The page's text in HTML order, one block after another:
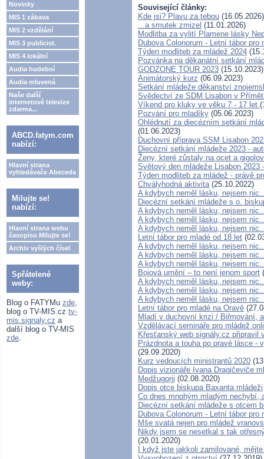
Novinky
MIS 1 zábava
MIS 2 vzdělání
MIS 3 publicist.
MIS 4 lokální
Audia hudební
Audia mluvená
Naše další
internetové televize
zdarma...
ABCD.fatym.com
nabízí:
Hlavní strana
vyhledávače Abeceda
Milujte se!
nabízí:
Hlavní strana webu
časopisu Milujte se!
Archiv vyšlých čísel
Spřátelené
weby:
Blog o FATYMu zde,
blog o TV-MIS.cz tv-
mis.signaly.cz a
další blog o TV-MIS
zde.
Související články:
Kde jsi? Plavu za tebou (16.05.2026)
...a smutek zmizel (11.01.2026)
Modlitba za vylití Plamene lásky
Dubova Colonorum - Letní tábor pro
Týden modliteb za mládež 2024
Pozvánka na děkanátní setkání
GODZONE TOUR 2023 (15.10.2023)
Animátorský kurz (06.09.2023)
Setkání mládeže děkanství
Svědectví ze SDM Lisabon v
Víkend pro kluky ve věku 7 - 17 let
Pozvání pro mladíky (05.06.2023)
Ohlédnutí za diecézním setkání
(01.06.2023)
Duchovní příprava SSM Lisabon
Diecézní setkání mládeže 2023 -
Ženy, které zůstaly na ocet a
Světový den mládeže Lisabon 2023
Týden modliteb za mládež - právě
Chvályhodná aktivita(25.10.2022)
A kdybych neměl lásku, nejsem
Diecézní setkání mládeže s o.
A kdybych neměl lásku, nejsem
A kdybych neměl lásku, nejsem
A kdybych neměl lásku, nejsem
Letní tábor pro mladé od 18 let
A kdybych neměl lásku, nejsem
A kdybych neměl lásku, nejsem
A kdybych neměl lásku, nejsem
Bojová umění – to není jenom sport
A kdybych neměl lásku, nejsem
A kdybych neměl lásku, nejsem
A kdybych neměl lásku, nejsem
Letní tábor pro mladé na Oravě
Mladí v duchovní krizi / Biřmování,
Vzdělávací semináře pro mládež
Křesťanský web signály.cz připravil
Prázdnota a touha po pravé lásce -
(29.09.2020)
Kurz vedoucích ministrantů 2020
Dopis vizionáře Ivana Dragičeviče
Medžugorji (02.08.2020)
Dopis otce biskupa Baxanta mládeži
Co dnes mnohým mladým nechybí,
Diecézní setkání mládeže s otcem
Dubova Colonorum - Letní tábor pro
Mše svatá nejen pro mládež
Nikdy jsem se nesetkal s tak
(20.01.2020)
I když jste jakkoli zamilované,